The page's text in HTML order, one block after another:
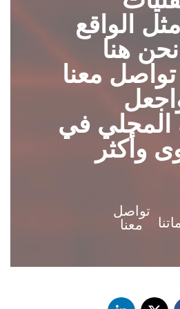
الواقع
نحن هنا
معنا
في
وأكثر
تواصل
معنا